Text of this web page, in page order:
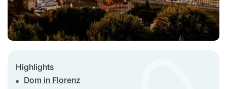
Highlights
Dom in Florenz